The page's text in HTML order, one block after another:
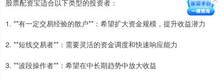
股票配资宝适合以下类型的投资者：
1. **有一定交易经验的散户**：希望扩大资金规模，提升收益潜力
2. **短线交易者**：需要灵活的资金调度和快速响应能力
3. **波段操作者**：希望在中长期趋势中放大收益